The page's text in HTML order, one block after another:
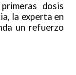
dosis
la experta en
un refuerzo